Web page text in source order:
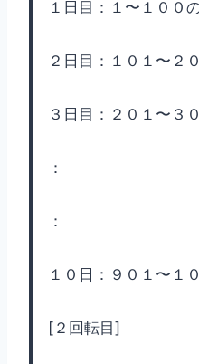
１日目：１〜１００
２日目：１０１〜２
３日目：２０１〜３
：
：
１０日：９０１〜１
[２回転目]